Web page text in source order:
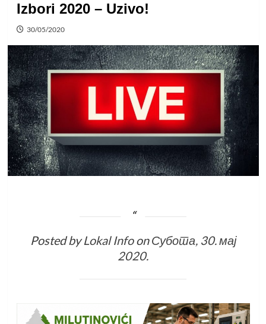
Izbori 2020 – Uzivo!
30/05/2020
Posted byLokal InfoonСубота, 30. мај
2020.